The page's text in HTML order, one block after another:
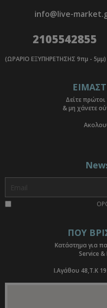
info@live-
2105542855
(ΩΡΑΡΙΟ ΕΞΥΠΗΡΕΤΗΣΗΣ 9πμ - 5μμ)
Δείτε
& μη χάνετε
ΠΟΥ
Κατάστημα για
Service
I.Αγάθου 48,Τ.Κ